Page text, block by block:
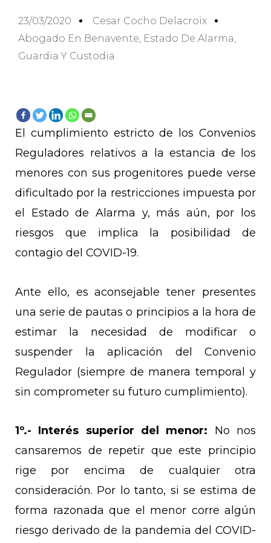
23/03/2020
Cesar Cocho Delacroix
Abogado En Benavente, Estado De Alarma,
Guardia Y Custodia
El cumplimiento estricto de los Convenios
Reguladores relativos a la estancia de los
menores con sus progenitores puede verse
dificultado por la restricciones impuesta por
el Estado de Alarma y, más aún, por los
riesgos que implica la posibilidad de
contagio del COVID-19.
Ante ello, es aconsejable tener presentes
una serie de pautas o principios a la hora de
estimar la necesidad de modificar o
suspender la aplicación del Convenio
Regulador (siempre de manera temporal y
sin comprometer su futuro cumplimiento).
1º.- Interés superior del menor: No nos
cansaremos de repetir que este principio
rige por encima de cualquier otra
consideración. Por lo tanto, si se estima de
forma razonada que el menor corre algún
riesgo derivado de la pandemia del COVID-